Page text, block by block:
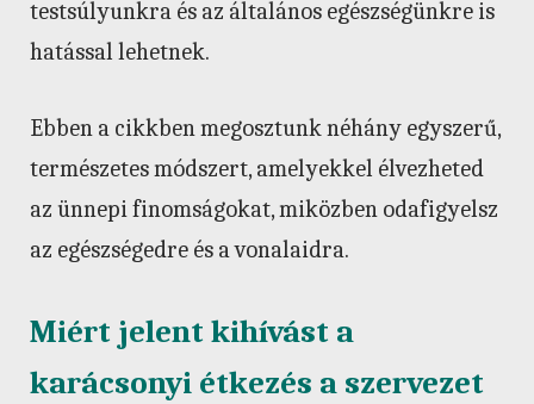
testsúlyunkra és az általános egészségünkre is
hatással lehetnek.
Ebben a cikkben megosztunk néhány egyszerű,
természetes módszert, amelyekkel élvezheted
az ünnepi finomságokat, miközben odafigyelsz
az egészségedre és a vonalaidra.
Miért jelent kihívást a
karácsonyi étkezés a szervezet